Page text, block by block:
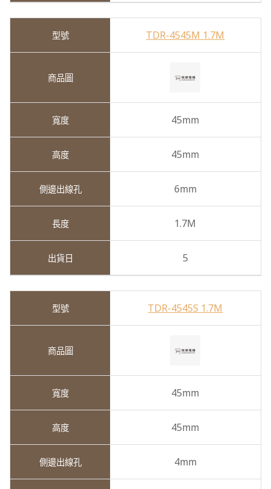
TDR-4545M 1.7M
45mm
45mm
6mm
1.7M
5
TDR-4545S 1.7M
45mm
45mm
4mm